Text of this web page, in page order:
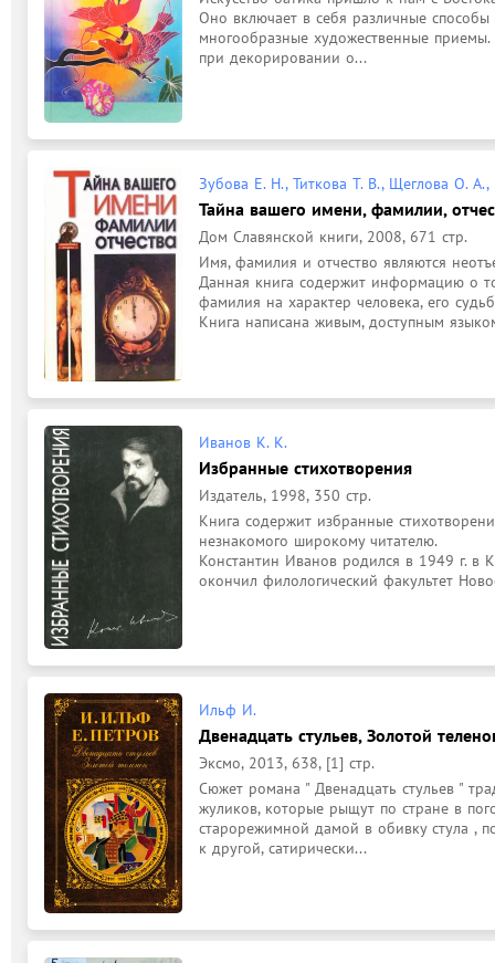
Оно включает в себя различные
многообразные художественные
при декорировании о...
Зубова Е. Н., Титкова Т. В., Щеглова О.
Тайна вашего имени, фамилии,
Дом Славянской книги, 2008, 671 стр.
Имя, фамилия и отчество являются
Данная книга содержит информацию о
фамилия на характер человека, его
Книга написана живым, доступным
Иванов К. К.
Избранные стихотворения
Издатель, 1998, 350 стр.
Книга содержит избранные
незнакомого широкому читателю.
Константин Иванов родился в 1949 г. в
окончил филологический факультет
Ильф И.
Двенадцать стульев, Золотой
Эксмо, 2013, 638, [1] стр.
Сюжет романа " Двенадцать стульев "
жуликов, которые рыщут по стране в
старорежимной дамой в обивку стула ,
к другой, сатирически...